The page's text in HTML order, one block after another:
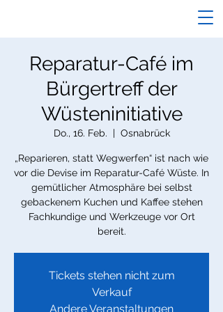
Reparatur-Café im
Bürgertreff der
Wüsteninitiative
Do., 16. Feb.
  |
Osnabrück
„Reparieren, statt Wegwerfen“ ist nach wie
vor die Devise im Reparatur-Café Wüste. In
gemütlicher Atmosphäre bei selbst
gebackenem Kuchen und Kaffee stehen
Fachkundige und Werkzeuge vor Ort
bereit.
Tickets stehen nicht zum
Verkauf
Andere Veranstaltungen